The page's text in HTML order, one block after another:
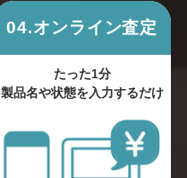
04.オンライン査定
たった1分
製品名や状態を入力するだけ